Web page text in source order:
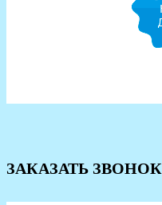
ЗАКАЗАТЬ ЗВОНОК